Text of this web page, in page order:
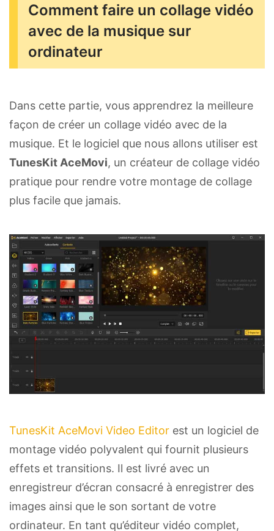
Comment faire un collage vidéo
avec de la musique sur
ordinateur
Dans cette partie, vous apprendrez la meilleure
façon de créer un collage vidéo avec de la
musique. Et le logiciel que nous allons utiliser est
TunesKit AceMovi, un créateur de collage vidéo
pratique pour rendre votre montage de collage
plus facile que jamais.
TunesKit AceMovi Video Editor est un logiciel de
montage vidéo polyvalent qui fournit plusieurs
effets et transitions. Il est livré avec un
enregistreur d’écran consacré à enregistrer des
images ainsi que le son sortant de votre
ordinateur. En tant qu’éditeur vidéo complet,